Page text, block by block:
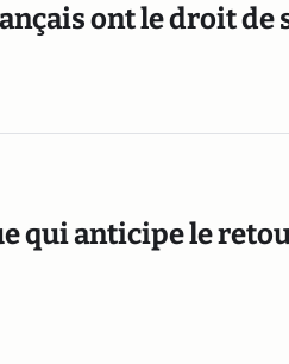
ont le droit de
qui anticipe le